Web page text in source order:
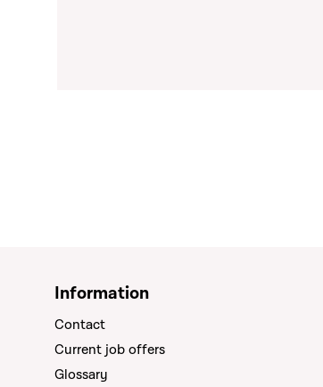
Information
Contact
Current job offers
Glossary